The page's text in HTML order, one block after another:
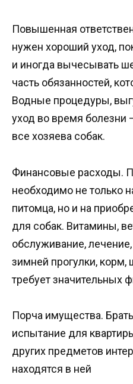
Повышенная
нужен хороший уход,
и иногда вычесывать
часть обязанностей,
Водные процедуры,
уход во время болезни
все хозяева собак.
Финансовые расходы.
необходимо не только
питомца, но и на
для собак. Витамины,
обслуживание,
зимней прогулки, корм,
требует значительных
Порча имущества.
испытание для
других предметов
находятся в ней